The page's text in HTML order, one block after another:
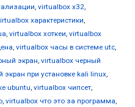
, virtualbox х32,
характеристики,
, virtualbox хоткеи, virtualbox
, virtualbox часы в системе utc,
экран, virtualbox черный
экран при установке kali linux,
ubuntu, virtualbox чипсет,
, virtualbox что это за программа,